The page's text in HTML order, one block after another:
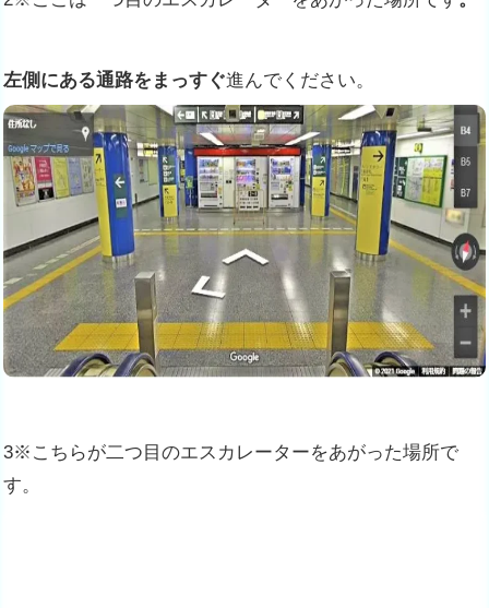
左側にある通路をまっすぐ進んでください。
3※こちらが二つ目のエスカレーターをあがった場所で
す。